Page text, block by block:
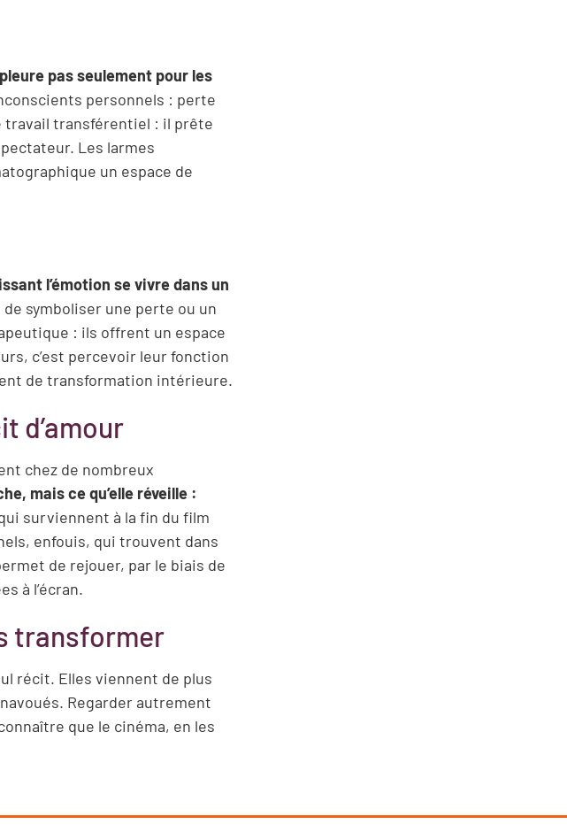
pas seulement pour les
personnels : perte
travail transférentiel : il prête
Les larmes
un espace de
l’émotion se vivre dans un
symboliser une perte ou un
: ils offrent un espace
c’est percevoir leur fonction
de transformation intérieure.
d’amour
chez de nombreux
mais ce qu’elle réveille :
surviennent à la fin du film
enfouis, qui trouvent dans
de rejouer, par le biais de
à l’écran.
transformer
récit. Elles viennent de plus
Regarder autrement
que le cinéma, en les